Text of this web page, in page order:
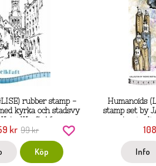
rubber stamp -
kyrka och stadsvy
A6
kr 99 kr
Köp
Humanoids
stamp set by
Info